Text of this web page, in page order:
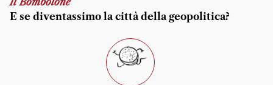
E se diventassimo la città della geopolitica?